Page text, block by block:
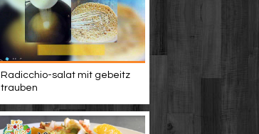
Radicchio-salat mit gebeitz
trauben